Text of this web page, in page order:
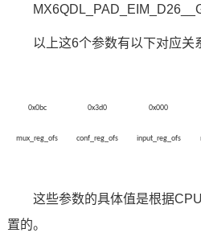
以上这6个参数有以下对应关
0x0bc 0x3d0 0x000
mux_reg_ofs conf_reg_ofs input_reg_ofs
这些参数的具体值是根据
置的。